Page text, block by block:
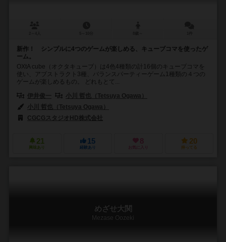
新作！ シンプルに4つのゲームが楽しめる、キューブコマを使ったゲ
ーム。
OXtA cube（オクタキューブ）は4色4種類の計16個のキューブコマを
使い、アブストラクト3種、バランスパーティーゲーム1種類の４つの
ゲームが楽しめるもの。 どれもとて...
伊井俊一
小川 哲也（Tetsuya Ogawa）
小川 哲也（Tetsuya Ogawa）
CGCGスタジオHD株式会社
21
興味あり
15
経験あり
8
お気に入り
20
持ってる
めざせ大関
Mezase Oozeki